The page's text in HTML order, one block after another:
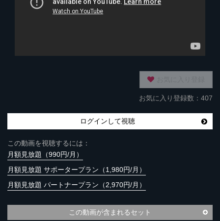
お気に入り登録数：407
ログインして視聴
この動画を視聴するには：
月額見放題（990円/月）
月額見放題 サポータープラン（1,980円/月）
月額見放題 パートナープラン（2,970円/月）
この動画が含まれるセット